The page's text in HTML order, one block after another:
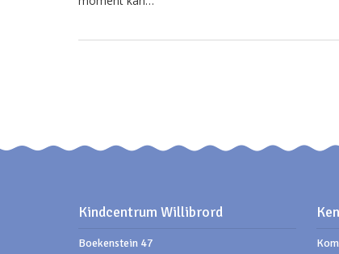
Kindcentrum Willibrord
Boekenstein 47